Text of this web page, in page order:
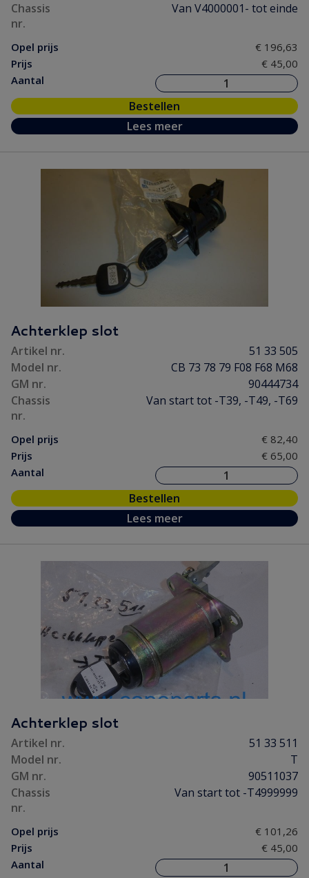
Chassis
nr.
Van V4000001- tot einde
Opel prijs
€ 196,63
Prijs
€ 45,00
Aantal
Bestellen
Lees meer
Achterklep slot
Artikel nr.
51 33 505
Model nr.
CB 73 78 79 F08 F68 M68
GM nr.
90444734
Chassis
nr.
Van start tot -T39, -T49, -T69
Opel prijs
€ 82,40
Prijs
€ 65,00
Aantal
Bestellen
Lees meer
Achterklep slot
Artikel nr.
51 33 511
Model nr.
T
GM nr.
90511037
Chassis
nr.
Van start tot -T4999999
Opel prijs
€ 101,26
Prijs
€ 45,00
Aantal